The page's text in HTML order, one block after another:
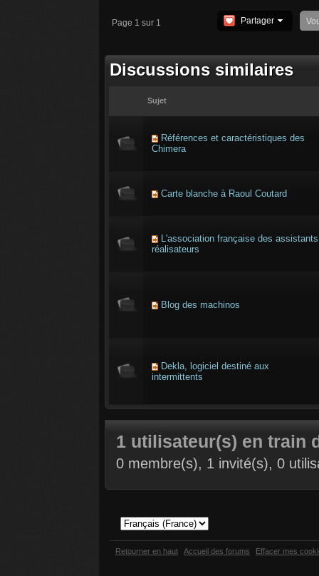
Page 1 sur 1 Partager
Discussions similaires
Sujet
Références et caractéristiques des
Chimera
Carte blanche à Raoul Coutard
L'association française des assistants
réalisateurs
Blog des machinos
Dekla, logiciel destiné aux
intermittents
1 utilisateur(s) en train
0 membre(s), 1 invité(s), 0
Retourner en haut Accueil des forums Effacer mes